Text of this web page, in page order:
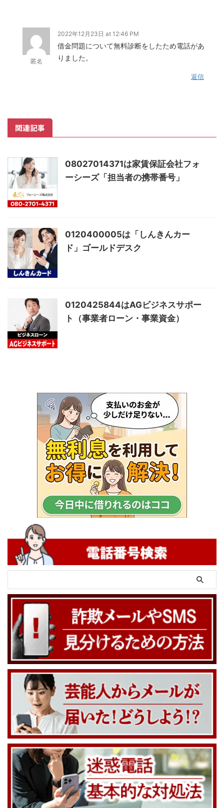
匿名
2022年12月23日 at 12:46 PM
借金問題について無料診断をしたため電話があ
りました。
返信
関連記事
08027014371は家賃保証会社フォ
ーシーズ「担当者の携帯番号」
0120400005は「しんきんカー
ド」ゴールドデスク
0120425844はAGビジネスサポー
ト（事業者ローン・事業資金）